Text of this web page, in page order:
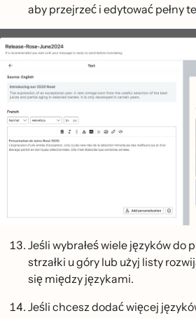
aby przejrzeć i edytować pełny
Jeśli wybrałeś wiele języków do
strzałki u góry lub użyj listy
się między językami.
Jeśli chcesz dodać więcej